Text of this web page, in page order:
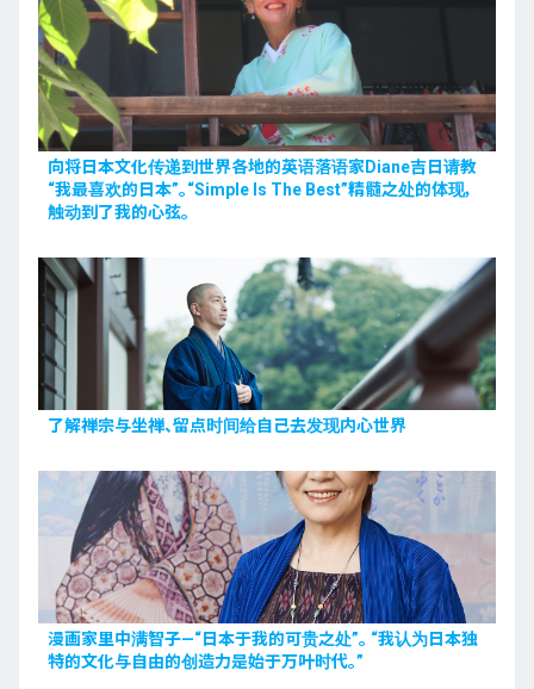
向将日本文化传递到世界各地的英语落语家Diane吉日请教
“我最喜欢的日本”。“Simple Is The Best”精髓之处的体现，
触动到了我的心弦。
了解禅宗与坐禅、留点时间给自己去发现内心世界
漫画家里中满智子—“日本于我的可贵之处”。 “我认为日本独
特的文化与自由的创造力是始于万叶时代。”